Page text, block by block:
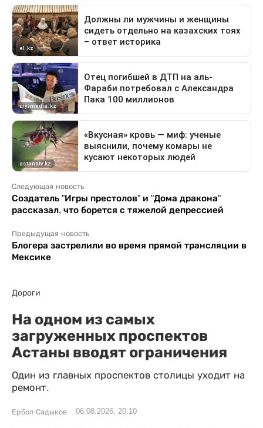
Следующая новость
Создатель "Игры престолов" и "Дома дракона"
рассказал, что борется с тяжелой депрессией
Предыдущая новость
Блогера застрелили во время прямой трансляции в
Мексике
Дороги
На одном из самых
загруженных проспектов
Астаны вводят ограничения
Один из главных проспектов столицы уходит на
ремонт.
Ербол Садыков 06.08.2026, 20:10